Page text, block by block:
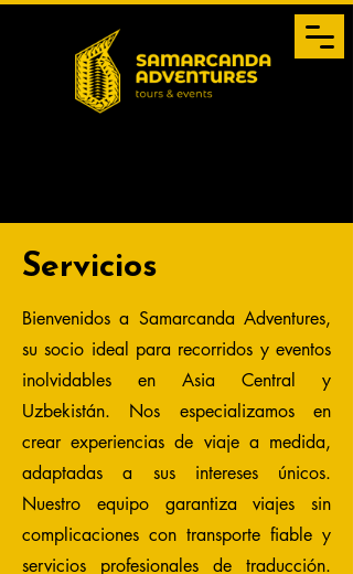
Servicios
Bienvenidos a Samarcanda Adventures,
su socio ideal para recorridos y eventos
inolvidables en Asia Central y
Uzbekistán. Nos especializamos en
crear experiencias de viaje a medida,
adaptadas a sus intereses únicos.
Nuestro equipo garantiza viajes sin
complicaciones con transporte fiable y
servicios profesionales de traducción.